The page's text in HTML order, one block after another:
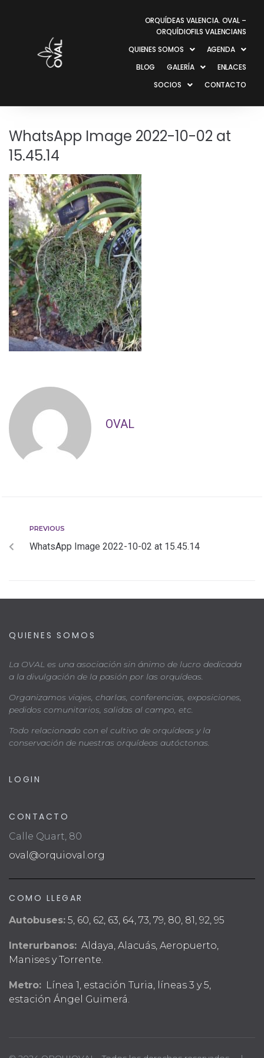
ORQUÍDEAS VALENCIA. OVAL –
ORQUÍDIOFILS VALENCIANS
QUIENES SOMOS
AGENDA
BLOG
GALERÍA
ENLACES
SOCIOS
CONTACTO
WhatsApp Image 2022-10-02 at
15.45.14
OVAL
PREVIOUS
WhatsApp Image 2022-10-02 at 15.45.14
QUIENES SOMOS
La OVAL es una asociación sin ánimo de lucro dedicada
a la divulgación de la pasión por las orquídeas.
Organizamos viajes, charlas, conferencias, exposiciones,
pedidos comunitarios, salidas al campo, etc.
Todo relacionado con el cultivo de orquídeas y la
conservación de nuestras orquídeas autóctonas.
LOGIN
CONTACTO
Calle Quart, 80
oval@orquioval.org
COMO LLEGAR
Autobuses: 5, 60, 62, 63, 64, 73, 79, 80, 81, 92, 95
Interurbanos: Aldaya, Alacuás, Aeropuerto,
Manises y Torrente.
Metro: Línea 1, estación Turia, líneas 3 y 5,
estación Ángel Guimerá.